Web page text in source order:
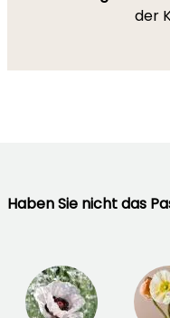
der
Haben Sie nicht das